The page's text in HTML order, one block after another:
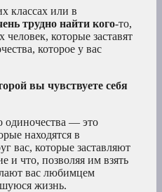
классах или в
трудно найти кого-то,
которые заставят
которое у вас
вы чувствуете себя
одиночества — это
находятся в
вас, которые заставляют
и что, позволяя им взять
вас любимцем
жизнь.